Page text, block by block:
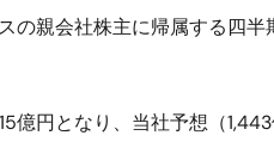
親会社株主に帰属する四半
億円となり、当社予想（